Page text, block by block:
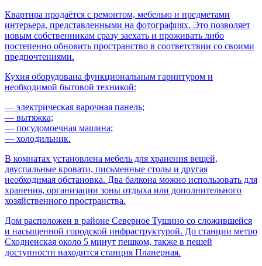
Квартира продаётся с ремонтом, мебелью и предметами
интерьера, представленными на фотографиях. Это позволяет
новым собственникам сразу заехать и проживать либо
постепенно обновить пространство в соответствии со своими
предпочтениями.
Кухня оборудована функциональным гарнитуром и
необходимой бытовой техникой:
— электрическая варочная панель;
— вытяжка;
— посудомоечная машина;
— холодильник.
В комнатах установлена мебель для хранения вещей,
двуспальные кровати, письменные столы и другая
необходимая обстановка. Два балкона можно использовать для
хранения, организации зоны отдыха или дополнительного
хозяйственного пространства.
Дом расположен в районе Северное Тушино со сложившейся
и насыщенной городской инфраструктурой. До станции метро
Сходненская около 5 минут пешком, также в пешей
доступности находится станция Планерная.